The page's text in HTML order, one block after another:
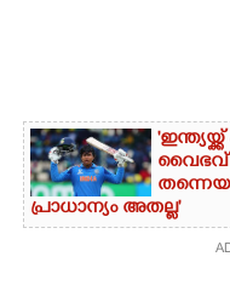
വൈഭവ്
പ്രാധാന്യം അതല്ല'